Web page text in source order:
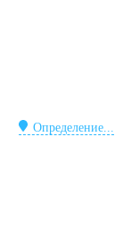
Определение...